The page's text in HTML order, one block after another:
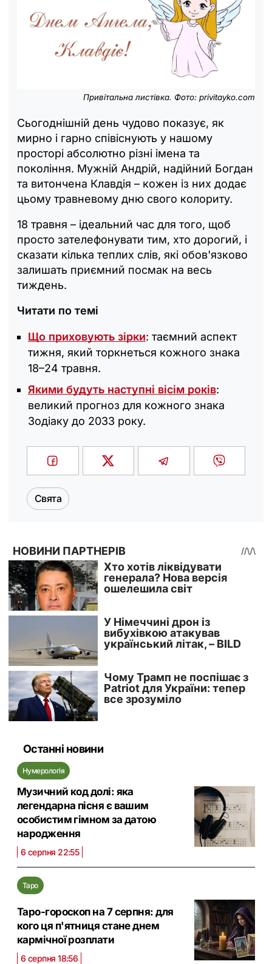
Привітальна листівка. Фото: privitayko.com
Сьогоднішній день чудово показує, як
мирно і гарно співіснують у нашому
просторі абсолютно різні імена та
покоління. Мужній Андрій, надійний Богдан
та витончена Клавдія – кожен із них додає
цьому травневому дню свого колориту.
18 травня – ідеальний час для того, щоб
просто зателефонувати тим, хто дорогий, і
сказати кілька теплих слів, які обов'язково
залишать приємний посмак на весь
тиждень.
Читати по темі
Що приховують зірки: таємний аспект
тижня, який торкнеться кожного знака
18–24 травня.
Якими будуть наступні вісім років:
великий прогноз для кожного знака
Зодіаку до 2033 року.
Свята
Останні новини
Нумерологія
Музичний код долі: яка
легендарна пісня є вашим
особистим гімном за датою
народження
6 серпня 22:55
Таро
Таро-гороскоп на 7 серпня: для
кого ця п'ятниця стане днем
кармічної розплати
6 серпня 18:56